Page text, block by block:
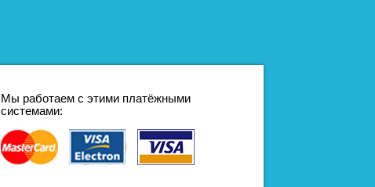
Мы работаем с этими платёжными
системами: